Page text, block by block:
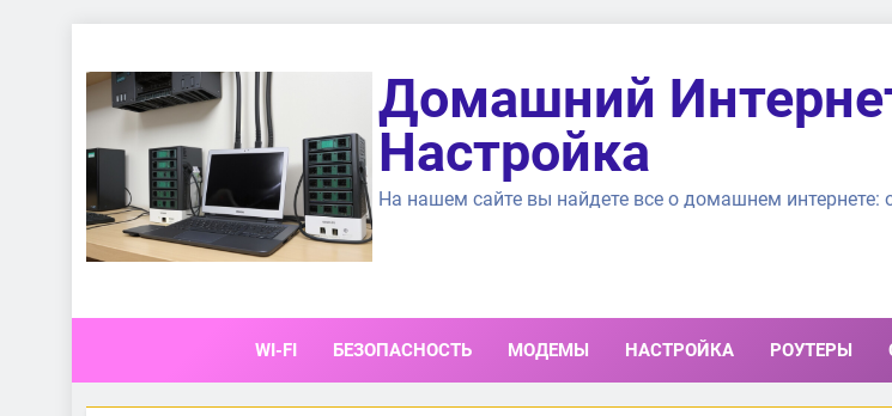
содержимому
Домашний
Настройка
На нашем сайте вы найдете все о домашнем интернете:
WI-FI БЕЗОПАСНОСТЬ МОДЕМЫ НАСТРОЙКА РОУТЕРЫ